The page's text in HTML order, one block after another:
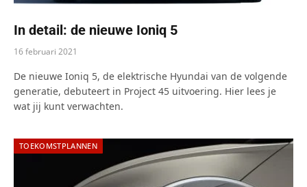
In detail: de nieuwe Ioniq 5
16 februari 2021
De nieuwe Ioniq 5, de elektrische Hyundai van de volgende
generatie, debuteert in Project 45 uitvoering. Hier lees je
wat jij kunt verwachten.
TOEKOMSTPLANNEN